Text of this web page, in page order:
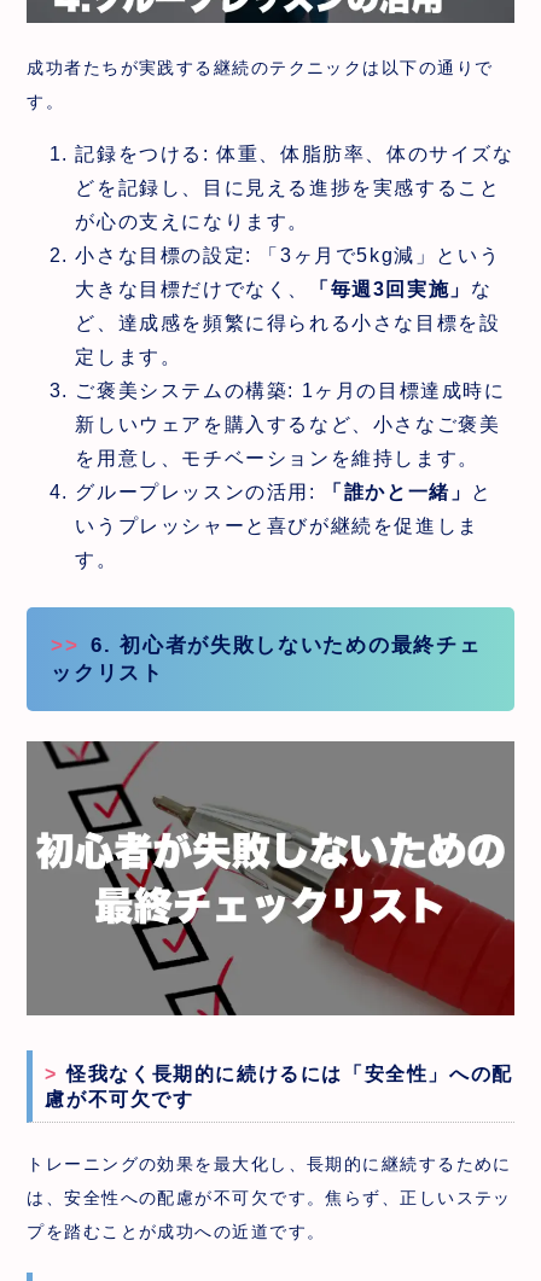
成功者たちが実践する継続のテクニックは以下の通りで
す。
記録をつける: 体重、体脂肪率、体のサイズな
どを記録し、目に見える進捗を実感すること
が心の支えになります。
小さな目標の設定: 「3ヶ月で5kg減」という
大きな目標だけでなく、
「毎週3回実施」 な
ど、達成感を頻繁に得られる小さな目標を設
定します。
ご褒美システムの構築: 1ヶ月の目標達成時に
新しいウェアを購入するなど、小さなご褒美
を用意し、モチベーションを維持します。
グループレッスンの活用:
「誰かと一緒」 と
いうプレッシャーと喜びが継続を促進しま
す。
6. 初心者が失敗しないための最終チェ
ックリスト
怪我なく長期的に続けるには「安全性」への配
慮が不可欠です
トレーニングの効果を最大化し、長期的に継続するために
は、安全性への配慮が不可欠です。焦らず、正しいステッ
プを踏むことが成功への近道です。